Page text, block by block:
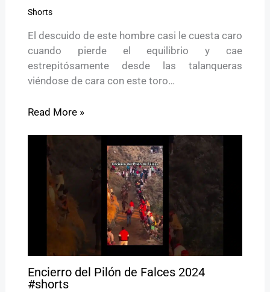
Shorts
El descuido de este hombre casi le cuesta caro
cuando pierde el equilibrio y cae
estrepitósamente desde las talanqueras
viéndose de cara con este toro…
Read More »
Encierro del Pilón de Falces 2024
#shorts